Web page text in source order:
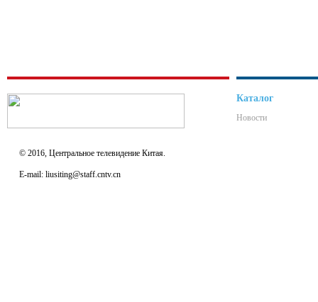
© 2016, Центральное телевидение Китая.
E-mail: liusiting@staff.cntv.cn
Каталог
Новости